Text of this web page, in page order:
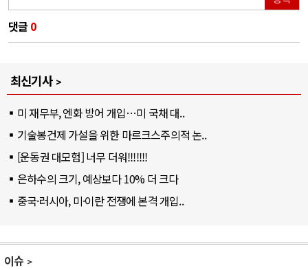
댓글 0
최신기사
미 재무부, 엔화 방어 개입…미 국채 대..
기술봉건제 가설을 위한 마르크스주의적 논..
[운동권 대모험] 너무 더워!!!!!!!
은하수의 크기, 예상보다 10% 더 크다
중국·러시아, 미·이란 전쟁에 본격 개입..
이슈